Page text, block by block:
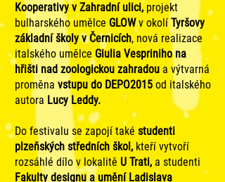
Kooperativy v Zahradní ulici,projekt
bulharského umělce GLOWv okolí Tyršovy
základní školy v Černicích, nová realizace
italského umělceGiulia Vespriniho na
hřišti nad zoologickou zahradou a výtvarná
proměna vstupu do DEPO2015od italského
autora Lucy Leddy.
Do festivalu se zapojí také studenti
plzeňských středních škol, kteří vytvoří
rozsáhlé dílo v lokalitě U Trati, a studenti
Fakulty designu a umění Ladislava